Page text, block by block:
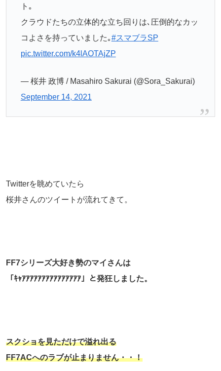
ト｡
クラウドたちの立体的な立ち回りは､圧倒的なカッ
コよさを持っていました｡#スマブラSP
pic.twitter.com/k4lAOTAjZP
— 桜井 政博 / Masahiro Sakurai (@Sora_Sakurai)
September 14, 2021
Twitterを眺めていたら
桜井さんのツイートが流れてきて。
FF7シリーズ大好き勢のマイさんは
「ｷｬｱｱｱｱｱｱｱｱｱｱｱｱｱｱｱ」と発狂しました。
スクショを見ただけで溢れ出る
FF7ACへのラブが止まりません・・！